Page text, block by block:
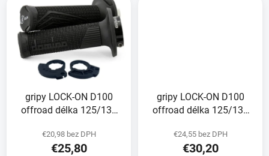
gripy LOCK-ON D100
offroad délka 125/130
černé
€20,98 bez DPH
€25,80
gripy LOCK-ON D100
offroad délka 125/130
černo-šedé
€24,55 bez DPH
€30,20